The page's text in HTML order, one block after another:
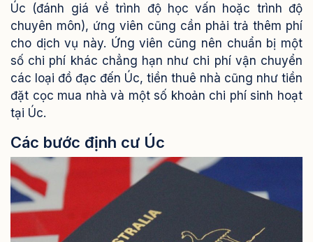
Úc (đánh giá về trình độ học vấn hoặc trình độ
chuyên môn), ứng viên cũng cần phải trả thêm phí
cho dịch vụ này. Ứng viên cũng nên chuẩn bị một
số chi phí khác chẳng hạn như chi phí vận chuyển
các loại đồ đạc đến Úc, tiền thuê nhà cũng như tiền
đặt cọc mua nhà và một số khoản chi phí sinh hoạt
tại Úc.
Các bước định cư Úc